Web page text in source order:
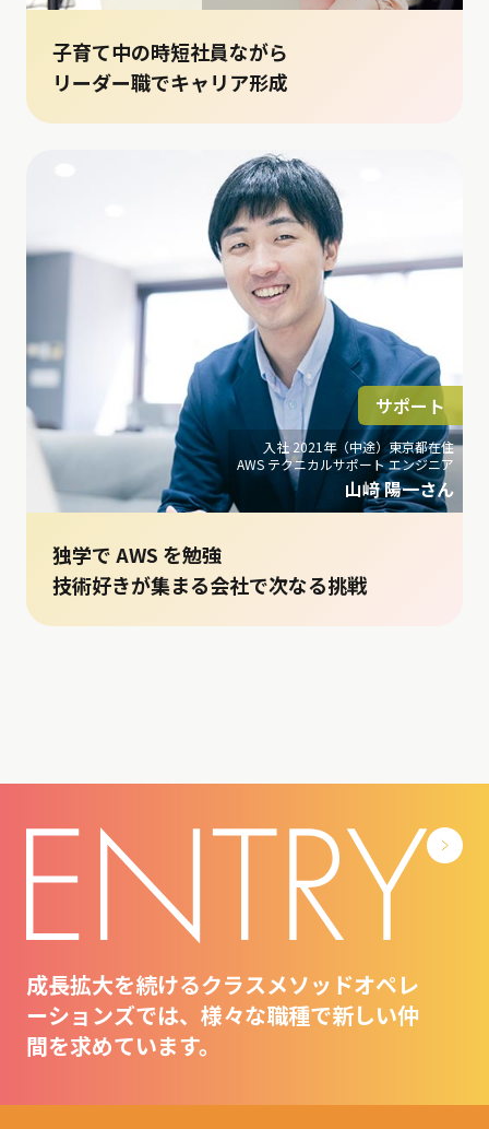
子育て中の時短社員ながら
リーダー職でキャリア形成
入社 2021年（中途）東京都在住
AWS テクニカルサポート エンジニア
山﨑 陽一さん
サポート
独学で AWS を勉強
技術好きが集まる会社で次なる挑戦
成長拡大を続けるクラスメソッドオペレ
ーションズでは、様々な職種で新しい仲
間を求めています。